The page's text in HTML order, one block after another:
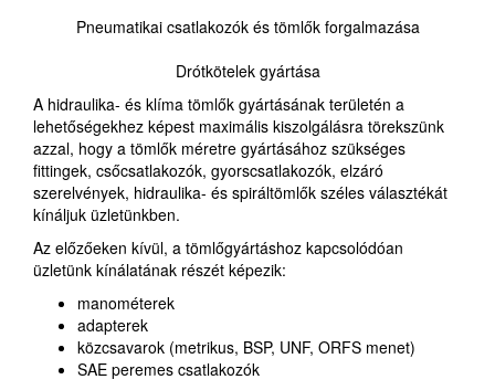
Pneumatikai csatlakozók és tömlők forgalmazása
Drótkötelek gyártása
A hidraulika- és klíma tömlők gyártásának területén a
lehetőségekhez képest maximális kiszolgálásra törekszünk
azzal, hogy a tömlők méretre gyártásához szükséges
fittingek, csőcsatlakozók, gyorscsatlakozók, elzáró
szerelvények, hidraulika- és spiráltömlők széles választékát
kínáljuk üzletünkben.
Az előzőeken kívül, a tömlőgyártáshoz kapcsolódóan
üzletünk kínálatának részét képezik:
manométerek
adapterek
közcsavarok (metrikus, BSP, UNF, ORFS menet)
SAE peremes csatlakozók